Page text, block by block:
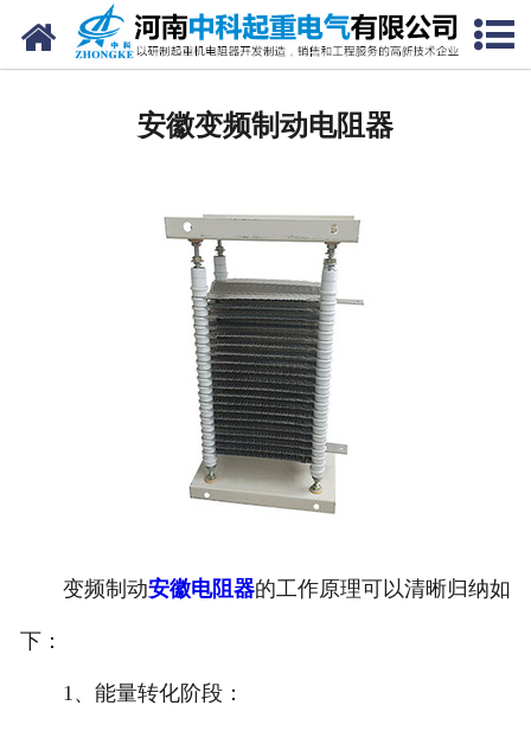
网站首页
安徽电抗器
安徽电控柜
安徽联动控制台
安徽电气控制系统
安徽频敏变阻器
安徽主令控制器
安徽滤波器
安徽变频制动电阻器
变频制动安徽电阻器的工作原理可以清晰归纳如
下：
1、能量转化阶段：